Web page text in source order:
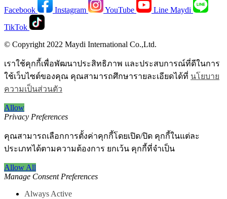
Facebook Instagram YouTube
Line Maydi
TikTok
© Copyright 2022 Maydi International Co.,Ltd.
เราใช้คุกกี้เพื่อพัฒนาประสิทธิภาพ และประสบการณ์ที่ดีในการ
ใช้เว็บไซต์ของคุณ คุณสามารถศึกษารายละเอียดได้ที่ นโยบาย
ความเป็นส่วนตัว
Allow
Privacy Preferences
คุณสามารถเลือกการตั้งค่าคุกกี้โดยเปิด/ปิด คุกกี้ในแต่ละ
ประเภทได้ตามความต้องการ ยกเว้น คุกกี้ที่จำเป็น
Allow All
Manage Consent Preferences
Always Active